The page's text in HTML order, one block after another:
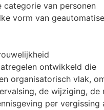
van personen
vorm van
ontwikkeld die
organisatorisch vlak,
de wijziging, de
per vergissing